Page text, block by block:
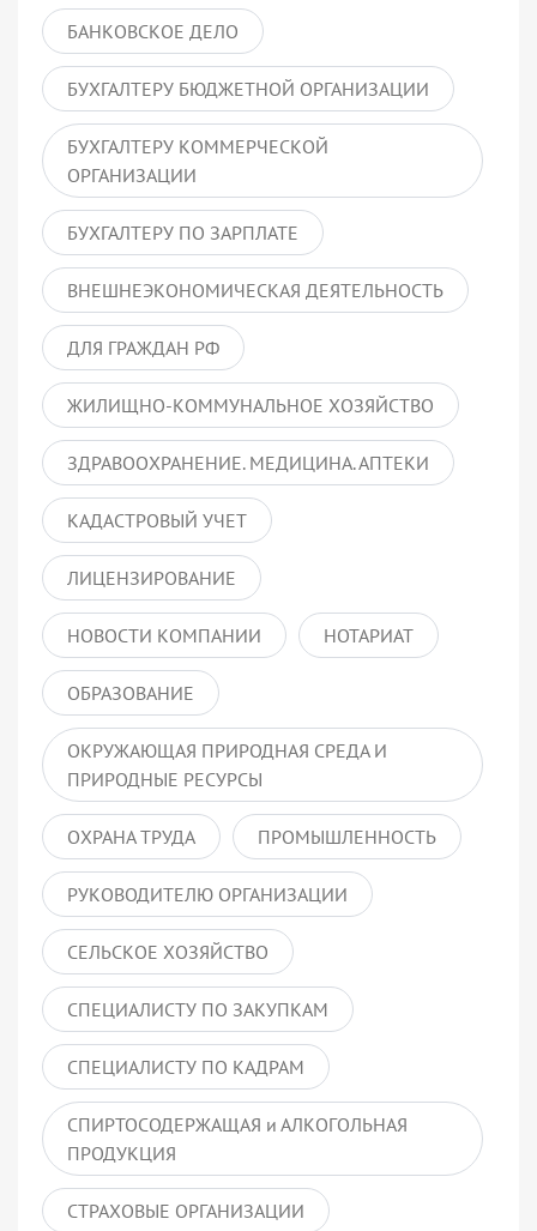
БАНКОВСКОЕ ДЕЛО
БУХГАЛТЕРУ БЮДЖЕТНОЙ ОРГАНИЗАЦИИ
БУХГАЛТЕРУ КОММЕРЧЕСКОЙ
ОРГАНИЗАЦИИ
БУХГАЛТЕРУ ПО ЗАРПЛАТЕ
ВНЕШНЕЭКОНОМИЧЕСКАЯ ДЕЯТЕЛЬНОСТЬ
ДЛЯ ГРАЖДАН РФ
ЖИЛИЩНО-КОММУНАЛЬНОЕ ХОЗЯЙСТВО
ЗДРАВООХРАНЕНИЕ. МЕДИЦИНА. АПТЕКИ
КАДАСТРОВЫЙ УЧЕТ
ЛИЦЕНЗИРОВАНИЕ
НОВОСТИ КОМПАНИИ НОТАРИАТ
ОБРАЗОВАНИЕ
ОКРУЖАЮЩАЯ ПРИРОДНАЯ СРЕДА И
ПРИРОДНЫЕ РЕСУРСЫ
ОХРАНА ТРУДА ПРОМЫШЛЕННОСТЬ
РУКОВОДИТЕЛЮ ОРГАНИЗАЦИИ
СЕЛЬСКОЕ ХОЗЯЙСТВО
СПЕЦИАЛИСТУ ПО ЗАКУПКАМ
СПЕЦИАЛИСТУ ПО КАДРАМ
СПИРТОСОДЕРЖАЩАЯ и АЛКОГОЛЬНАЯ
ПРОДУКЦИЯ
СТРАХОВЫЕ ОРГАНИЗАЦИИ